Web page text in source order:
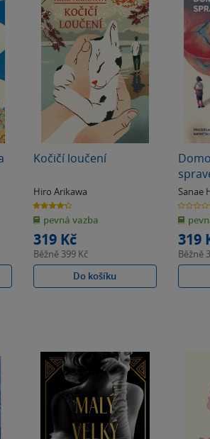
Kočičí loučení
Hiro Arikawa
4.3
z
5
hvězdiček
pevná vazba
319 Kč
Běžně 399 Kč
Do košíku
Sanae
0.0
z
5
hvězdiček
319
Běžně